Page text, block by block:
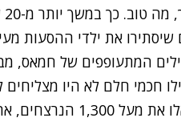
שיסתירו את ילדי ההסעות
המתעופפים של חמאס,
חכמי חלם לא היו
הנרצחים, את החטופים ובני משפחותיהם.